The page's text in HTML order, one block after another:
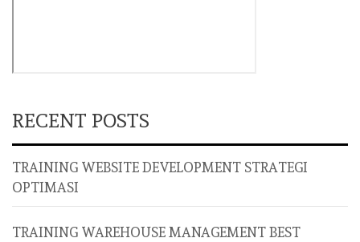
RECENT POSTS
TRAINING WEBSITE DEVELOPMENT STRATEGI
OPTIMASI
TRAINING WAREHOUSE MANAGEMENT BEST